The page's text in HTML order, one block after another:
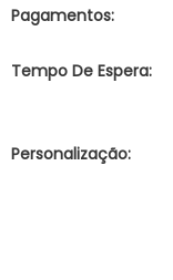
Pagamentos:
Tempo De Espera:
Personalização: